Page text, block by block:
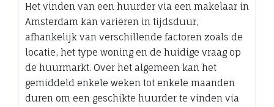
Het vinden van een huurder via een makelaar in
Amsterdam kan variëren in tijdsduur,
afhankelijk van verschillende factoren zoals de
locatie, het type woning en de huidige vraag op
de huurmarkt. Over het algemeen kan het
gemiddeld enkele weken tot enkele maanden
duren om een geschikte huurder te vinden via